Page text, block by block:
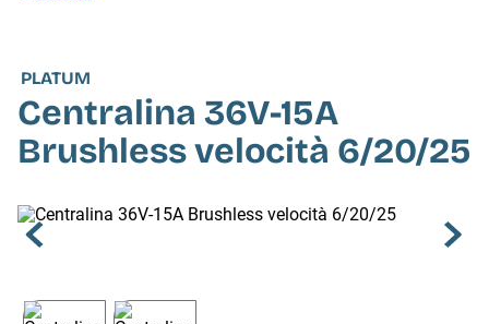
PLATUM
Centralina 36V-15A
Brushless velocità 6/20/25